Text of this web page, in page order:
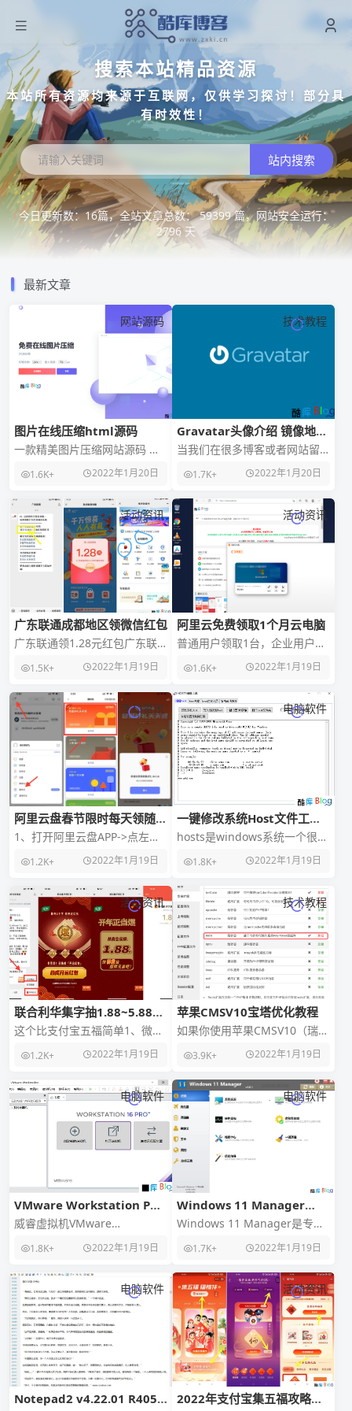
搜索本站精品资源
本站所有资源均来源于互联网，仅供学习探讨！部分具
有时效性！
站内搜索
今日更新数：16篇，全站文章总数： 59399 篇，网站安全运行：
2796 天
最新文章
网站源码
图片在线压缩html源码
一款精美图片压缩网站源码 一
款很好看的图片压缩网站，原
本的源码引用的国外js站点，我
1.6K+ 2022年1月20日
技术教程
Gravatar头像介绍 镜像地址
合集
当我们在很多博客或者网站留
言，评论的时候会看到有的人
头像很酷很个性化，但是这个
1.7K+ 2022年1月20日
活动资讯
广东联通成都地区领微信红包
广东联通领1.28元红包广东联
通”->点推
1.5K+ 2022年1月19日
活动资讯
阿里云免费领取1个月云电脑
普通用户领取1台，企业用户领
地址->然后下拉领取2H4G10M
1.6K+ 2022年1月19日
活动资讯
阿里云盘春节限时每天领随机
容量
1、打开阿里云盘APP->点左上
2、容量好礼天天领
1.2K+ 2022年1月19日
电脑软件
一键修改系统Host文件工具
v4.0
hosts是windows系统一个很重
用的网址域名与其对应的IP地址
1.8K+ 2022年1月19日
活动资讯
联合利华集字抽1.88~5.88元
红包
这个比支付宝五福简单1、微信
角开年红包
1.2K+ 2022年1月19日
技术教程
苹果CMSV10宝塔优化教程
如果你使用苹果CMSV10（瑞丰
网站非常卡顿，那么可以尝试
3.9K+ 2022年1月19日
电脑软件
VMware Workstation PRO
v16.2.2正式版
威睿虚拟机VMware
版发布！新版增加了全新暗
1.8K+ 2022年1月19日
电脑软件
Windows 11 Manager
v1.0.5 系统优化工具 便携版
Windows 11 Manager是专门
功能于一身的实用工具，
1.7K+ 2022年1月19日
电脑软件
Notepad2 v4.22.01 R4056
活动资讯
2022年支付宝集五福攻略方